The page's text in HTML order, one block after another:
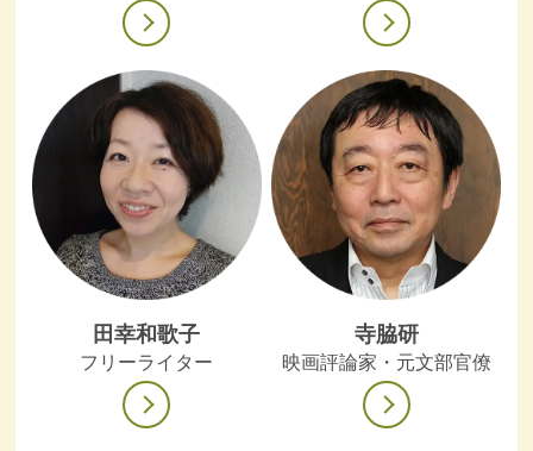
田幸和歌子
フリーライター
寺脇研
映画評論家・元文部官僚